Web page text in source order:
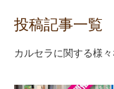
投稿記事一覧
カルセラに関する様